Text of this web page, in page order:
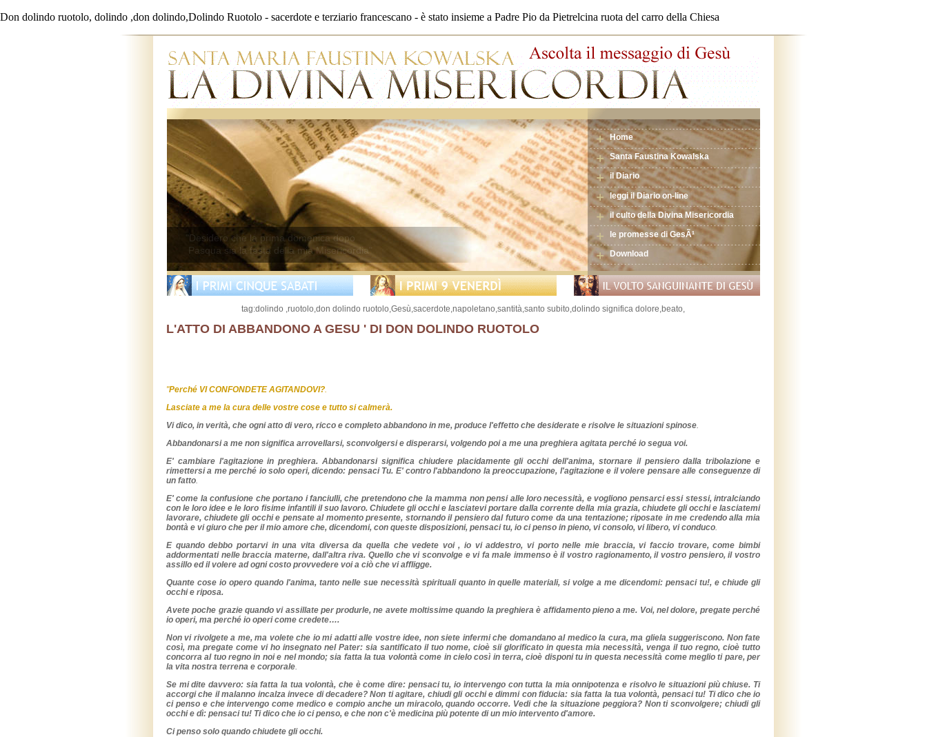
Don dolindo ruotolo, dolindo ,don dolindo,Dolindo Ruotolo - sacerdote e terziario francescano - è stato insieme a Padre Pio da Pietrelcina ruota del carro della Chiesa
tag:dolindo ,ruotolo,don dolindo ruotolo,Gesù,sacerdote,napoletano,santità,santo subito,dolindo significa dolore,beato,
L'ATTO DI ABBANDONO A GESU ' DI DON DOLINDO RUOTOLO
"Perché VI CONFONDETE AGITANDOVI?.
Lasciate a me la cura delle vostre cose e tutto si calmerà.
Vi dico, in verità, che ogni atto di vero, ricco e completo abbandono in me, produce l'effetto che desiderate e risolve le situazioni spinose.
Abbandonarsi a me non significa arrovellarsi, sconvolgersi e disperarsi, volgendo poi a me una preghiera agitata perché io segua voi.
E' cambiare l'agitazione in preghiera. Abbandonarsi significa chiudere placidamente gli occhi dell'anima, stornare il pensiero dalla tribolazione e
rimettersi a me perché io solo operi, dicendo: pensaci Tu. E' contro l'abbandono la preoccupazione, l'agitazione e il volere pensare alle conseguenze di
un fatto.
E' come la confusione che portano i fanciulli, che pretendono che la mamma non pensi alle loro necessità, e vogliono pensarci essi stessi, intralciando
con le loro idee e le loro fisime infantili il suo lavoro. Chiudete gli occhi e lasciatevi portare dalla corrente della mia grazia, chiudete gli occhi e lasciatemi
lavorare, chiudete gli occhi e pensate al momento presente, stornando il pensiero dal futuro come da una tentazione; riposate in me credendo alla mia
bontà e vi giuro che per il mio amore che, dicendomi, con queste disposizioni, pensaci tu, io ci penso in pieno, vi consolo, vi libero, vi conduco.
E quando debbo portarvi in una vita diversa da quella che vedete voi , io vi addestro, vi porto nelle mie braccia, vi faccio trovare, come bimbi
addormentati nelle braccia materne, dall'altra riva. Quello che vi sconvolge e vi fa male immenso è il vostro ragionamento, il vostro pensiero, il vostro
assillo ed il volere ad ogni costo provvedere voi a ciò che vi affligge.
Quante cose io opero quando l'anima, tanto nelle sue necessità spirituali quanto in quelle materiali, si volge a me dicendomi: pensaci tu!, e chiude gli
occhi e riposa.
Avete poche grazie quando vi assillate per produrle, ne avete moltissime quando la preghiera è affidamento pieno a me. Voi, nel dolore, pregate perché
io operi, ma perché io operi come credete….
Non vi rivolgete a me, ma volete che io mi adatti alle vostre idee, non siete infermi che domandano al medico la cura, ma gliela suggeriscono. Non fate
così, ma pregate come vi ho insegnato nel Pater: sia santificato il tuo nome, cioè sii glorificato in questa mia necessità, venga il tuo regno, cioè tutto
concorra al tuo regno in noi e nel mondo; sia fatta la tua volontà come in cielo così in terra, cioè disponi tu in questa necessità come meglio ti pare, per
la vita nostra terrena e corporale.
Se mi dite davvero: sia fatta la tua volontà, che è come dire: pensaci tu, io intervengo con tutta la mia onnipotenza e risolvo le situazioni più chiuse. Ti
accorgi che il malanno incalza invece di decadere? Non ti agitare, chiudi gli occhi e dimmi con fiducia: sia fatta la tua volontà, pensaci tu! Ti dico che io
ci penso e che intervengo come medico e compio anche un miracolo, quando occorre. Vedi che la situazione peggiora? Non ti sconvolgere; chiudi gli
occhi e dì: pensaci tu! Ti dico che io ci penso, e che non c'è medicina più potente di un mio intervento d'amore.
Ci penso solo quando chiudete gli occhi.